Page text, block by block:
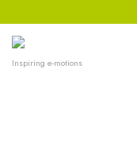
al
contenido
Inspiring e-motions